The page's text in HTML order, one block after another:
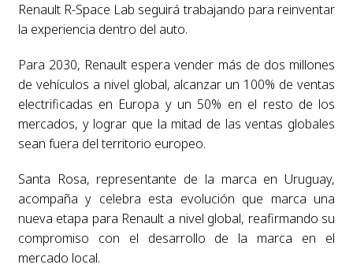
Renault R-Space Lab seguirá trabajando para reinventar
la experiencia dentro del auto.
Para 2030, Renault espera vender más de dos millones
de vehículos a nivel global, alcanzar un 100% de ventas
electrificadas en Europa y un 50% en el resto de los
mercados, y lograr que la mitad de las ventas globales
sean fuera del territorio europeo.
Santa Rosa, representante de la marca en Uruguay,
acompaña y celebra esta evolución que marca una
nueva etapa para Renault a nivel global, reafirmando su
compromiso con el desarrollo de la marca en el
mercado local.